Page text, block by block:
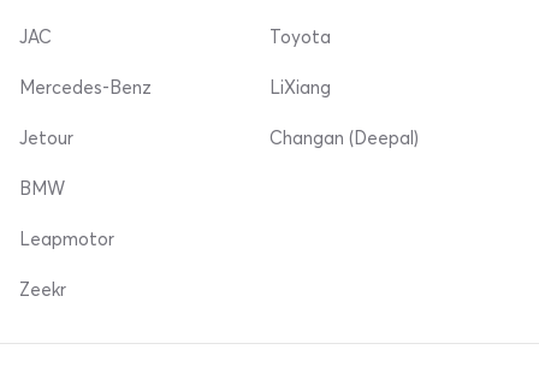
JAC
Mercedes-Benz
Jetour
Toyota
LiXiang
Changan (Deepal)
BMW
Leapmotor
Zeekr